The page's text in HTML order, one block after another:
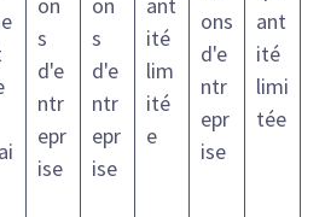
on
s
d'e
ntr
epr
ise
on
s
d'e
ntr
epr
ise
ant
ité
lim
ité
e
ons
d'e
ntr
epr
ise
ant
ité
limi
tée